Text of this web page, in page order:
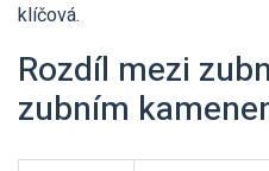
klíčová.
Rozdíl mezi
zubním